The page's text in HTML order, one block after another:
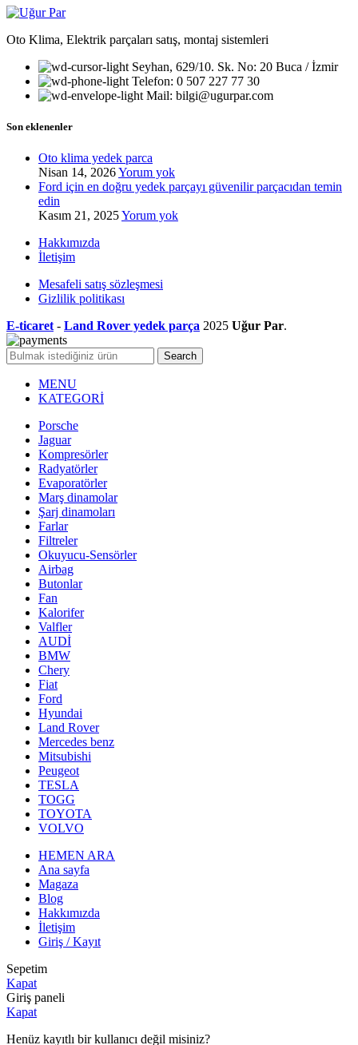
Oto Klima, Elektrik parçaları satış, montaj sistemleri
Seyhan, 629/10. Sk. No: 20 Buca / İzmir
Telefon: 0 507 227 77 30
Mail: bilgi@ugurpar.com
Son eklenenler
Oto klima yedek parca
Nisan 14, 2026Yorum yok
Ford için en doğru yedek parçayı güvenilir parçacıdan temin
edin
Kasım 21, 2025Yorum yok
Hakkımızda
İletişim
Mesafeli satış sözleşmesi
Gizlilik politikası
E-ticaret - Land Rover yedek parça 2025 Uğur Par.
Search
MENU
KATEGORİ
Porsche
Jaguar
Kompresörler
Radyatörler
Evaporatörler
Marş dinamolar
Şarj dinamoları
Farlar
Filtreler
Okuyucu-Sensörler
Airbag
Butonlar
Fan
Kalorifer
Valfler
AUDİ
BMW
Chery
Fiat
Ford
Hyundai
Land Rover
Mercedes benz
Mitsubishi
Peugeot
TESLA
TOGG
TOYOTA
VOLVO
HEMEN ARA
Ana sayfa
Magaza
Blog
Hakkımızda
İletişim
Giriş / Kayıt
Sepetim
Kapat
Giriş paneli
Kapat
Henüz kayıtlı bir kullanıcı değil misiniz?